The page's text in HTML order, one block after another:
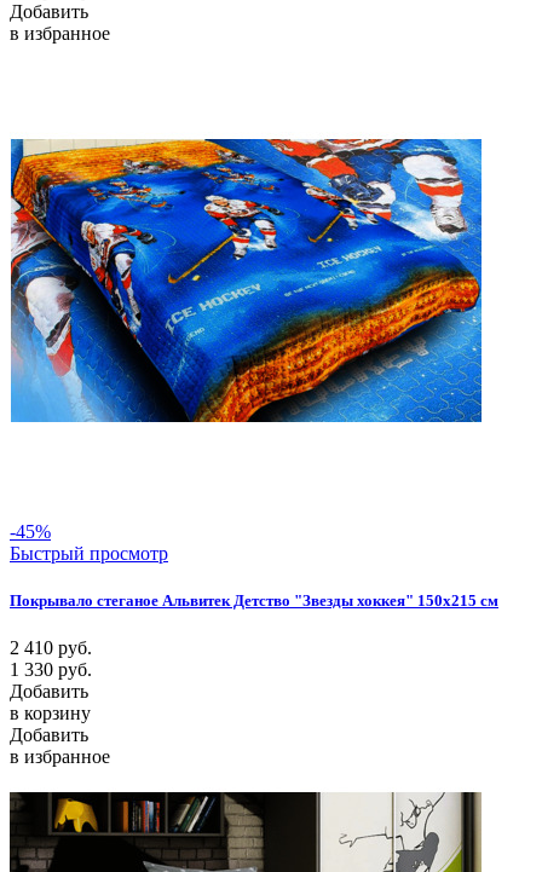
Добавить
в избранное
-45%
Быстрый просмотр
Покрывало стеганое Альвитек Детство "Звезды хоккея" 150х215 см
2 410 руб.
1 330 руб.
Добавить
в корзину
Добавить
в избранное